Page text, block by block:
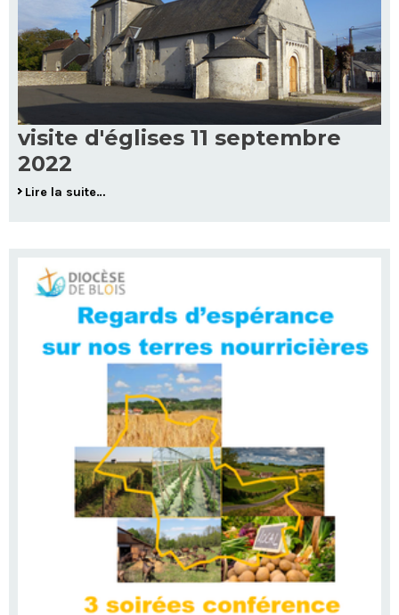
visite d'églises 11 septembre
2022
Lire la suite…